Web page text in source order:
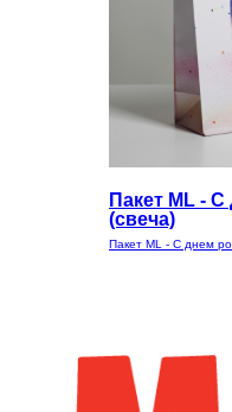
Пакет ML -
(свеча)
Пакет ML - С днем